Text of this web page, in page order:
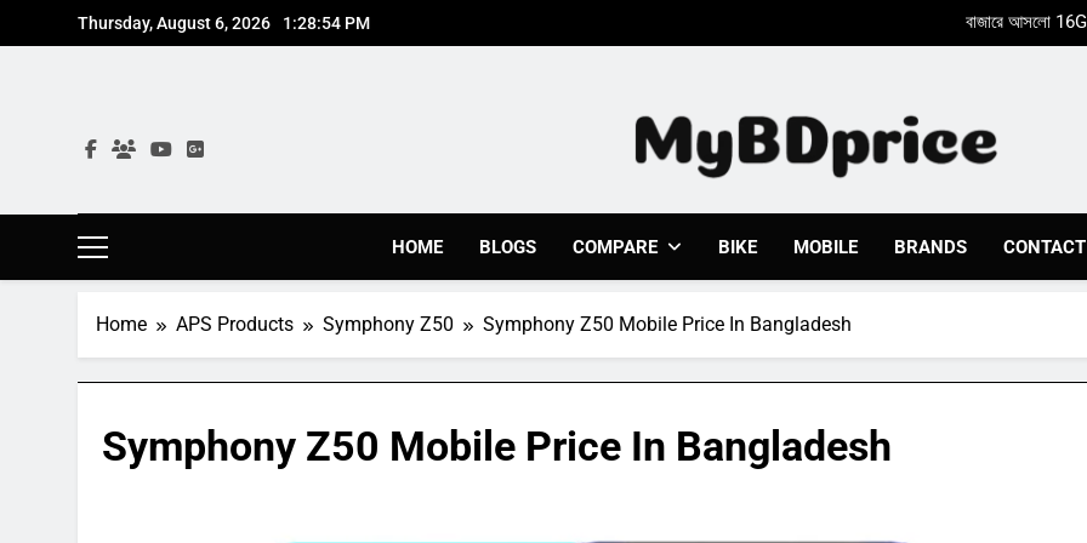
to
Thursday, August 6, 2026 1:28:55 PM
Nothing Phone 2a একটি
Nothing Phone 2a একটি
Mybdprice
Latest Bike & Mobiles Price In Bangladesh 2023 At
HOME BLOGS COMPARE BIKE MOBILE BRANDS
Home APS Products Symphony Z50 Symphony Z50 Mobile Price In Bangladesh
Symphony Z50 Mobile Price In Bangladesh